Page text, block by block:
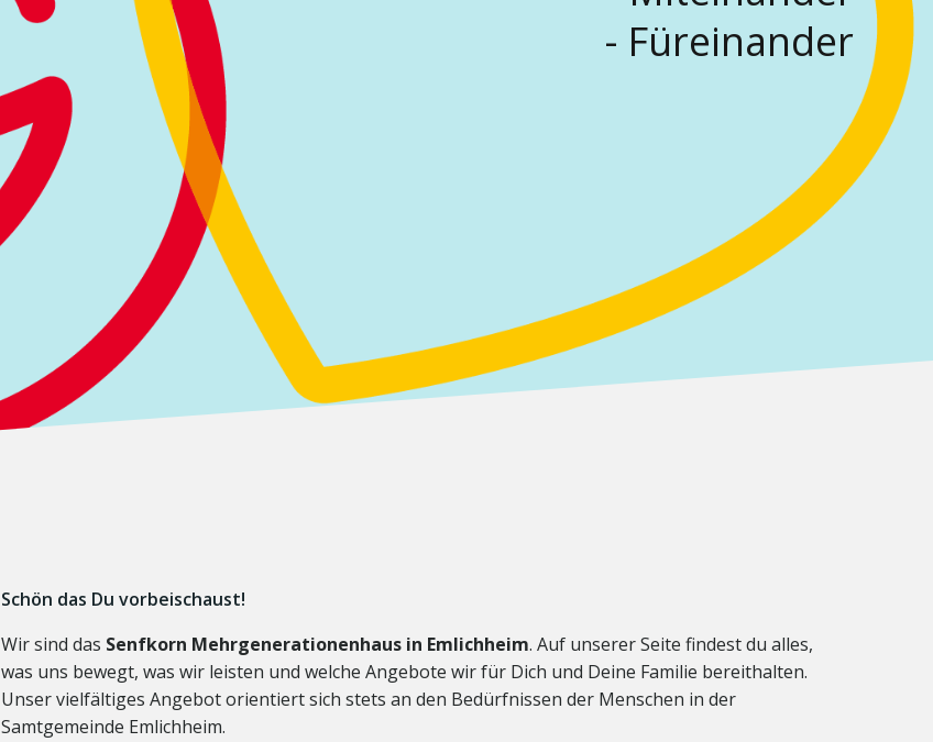
- Füreinander
Schön das Du vorbeischaust!
Wir sind das Senfkorn Mehrgenerationenhaus in Emlichheim. Auf unserer Seite findest du alles,
was uns bewegt, was wir leisten und welche Angebote wir für Dich und Deine Familie bereithalten.
Unser vielfältiges Angebot orientiert sich stets an den Bedürfnissen der Menschen in der
Samtgemeinde Emlichheim.